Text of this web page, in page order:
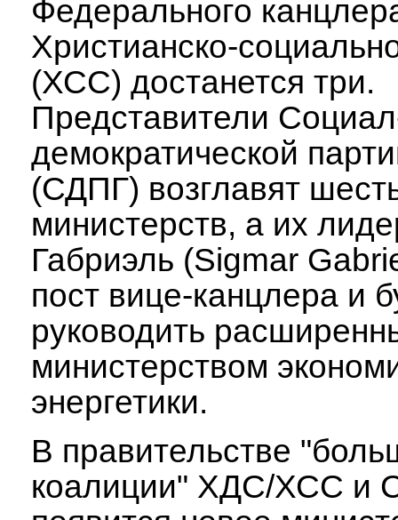
Федерального
Христианско-
(ХСС) достанется три.
Представители
демократической
(СДПГ) возглавят
министерств, а их
Габриэль (Sigmar
пост вице-канцлера и
руководить
министерством
энергетики.
В правительстве
коалиции" ХДС/ХСС и